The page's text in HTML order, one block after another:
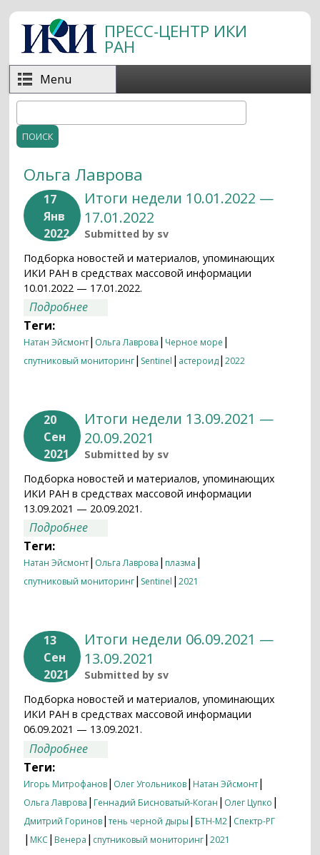
Перейти к основному содержанию
ПРЕСС-ЦЕНТР ИКИ
РАН
Menu
Форма поиска
Ольга Лаврова
17
Янв
2022
Итоги недели 10.01.2022 —
17.01.2022
Submitted by sv
Подборка новостей и материалов, упоминающих
ИКИ РАН в средствах массовой информации
10.01.2022 — 17.01.2022.
Подробнее
Теги:
Натан Эйсмонт| Ольга Лаврова | Черное море |
спутниковый мониторинг| Sentinel | астероид|2022
20
Сен
2021
Итоги недели 13.09.2021 —
20.09.2021
Submitted by sv
Подборка новостей и материалов, упоминающих
ИКИ РАН в средствах массовой информации
13.09.2021 — 20.09.2021.
Подробнее
Теги:
Натан Эйсмонт| Ольга Лаврова | плазма |
спутниковый мониторинг| Sentinel |2021
13
Сен
2021
Итоги недели 06.09.2021 —
13.09.2021
Submitted by sv
Подборка новостей и материалов, упоминающих
ИКИ РАН в средствах массовой информации
06.09.2021 — 13.09.2021.
Подробнее
Теги:
Игорь Митрофанов| Олег Угольников| Натан Эйсмонт|
Ольга Лаврова | Геннадий Бисноватый-Коган | Олег Цупко |
Дмитрий Горинов|тень черной дыры | БТН-М2| Спектр-РГ
| МКС | Венера | спутниковый мониторинг|2021